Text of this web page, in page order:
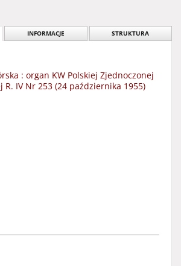
INFORMACJE STRUKTURA
: organ KW Polskiej Zjednoczonej
R. IV Nr 253 (24 października 1955)